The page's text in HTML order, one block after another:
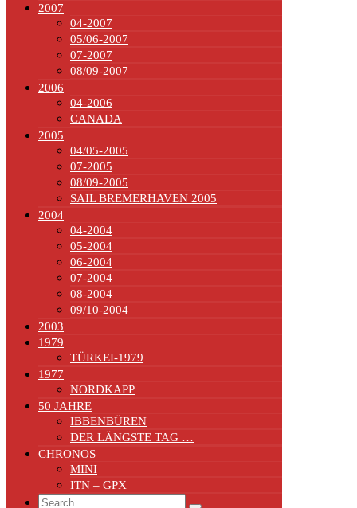
2007
04-2007
05/06-2007
07-2007
08/09-2007
2006
04-2006
CANADA
2005
04/05-2005
07-2005
08/09-2005
SAIL BREMERHAVEN 2005
2004
04-2004
05-2004
06-2004
07-2004
08-2004
09/10-2004
2003
1979
TÜRKEI-1979
1977
NORDKAPP
50 JAHRE
IBBENBÜREN
DER LÄNGSTE TAG …
CHRONOS
MINI
ITN – GPX